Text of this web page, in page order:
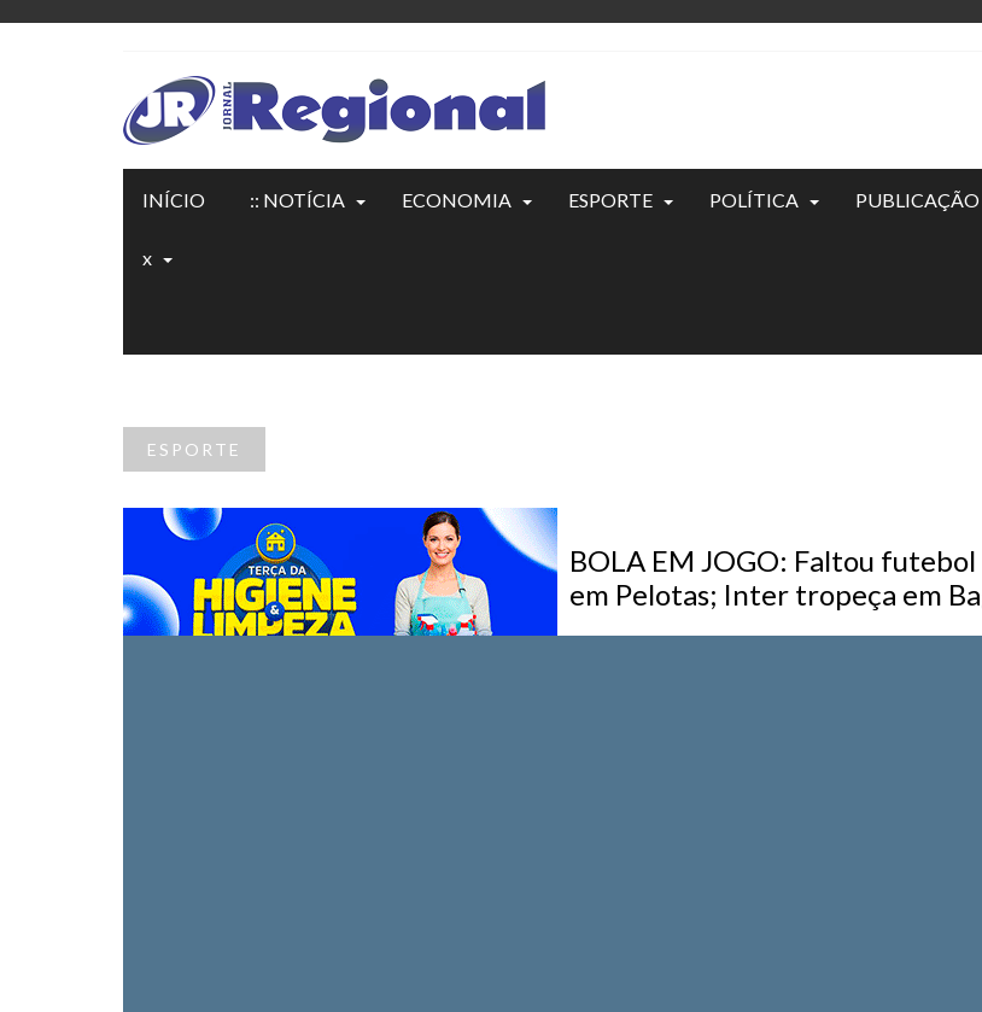
INÍCIO :: NOTÍCIA ECONOMIA ESPORTE POLÍTICA PUBLICAÇÃO
x
ESPORTE
BOLA EM JOGO: Faltou futebol
em Pelotas; Inter tropeça em